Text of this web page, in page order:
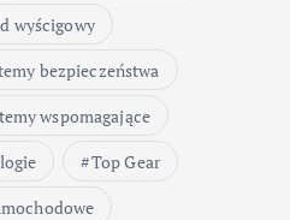
wyścigowy
bezpieczeństwa
wspomagające
Top Gear